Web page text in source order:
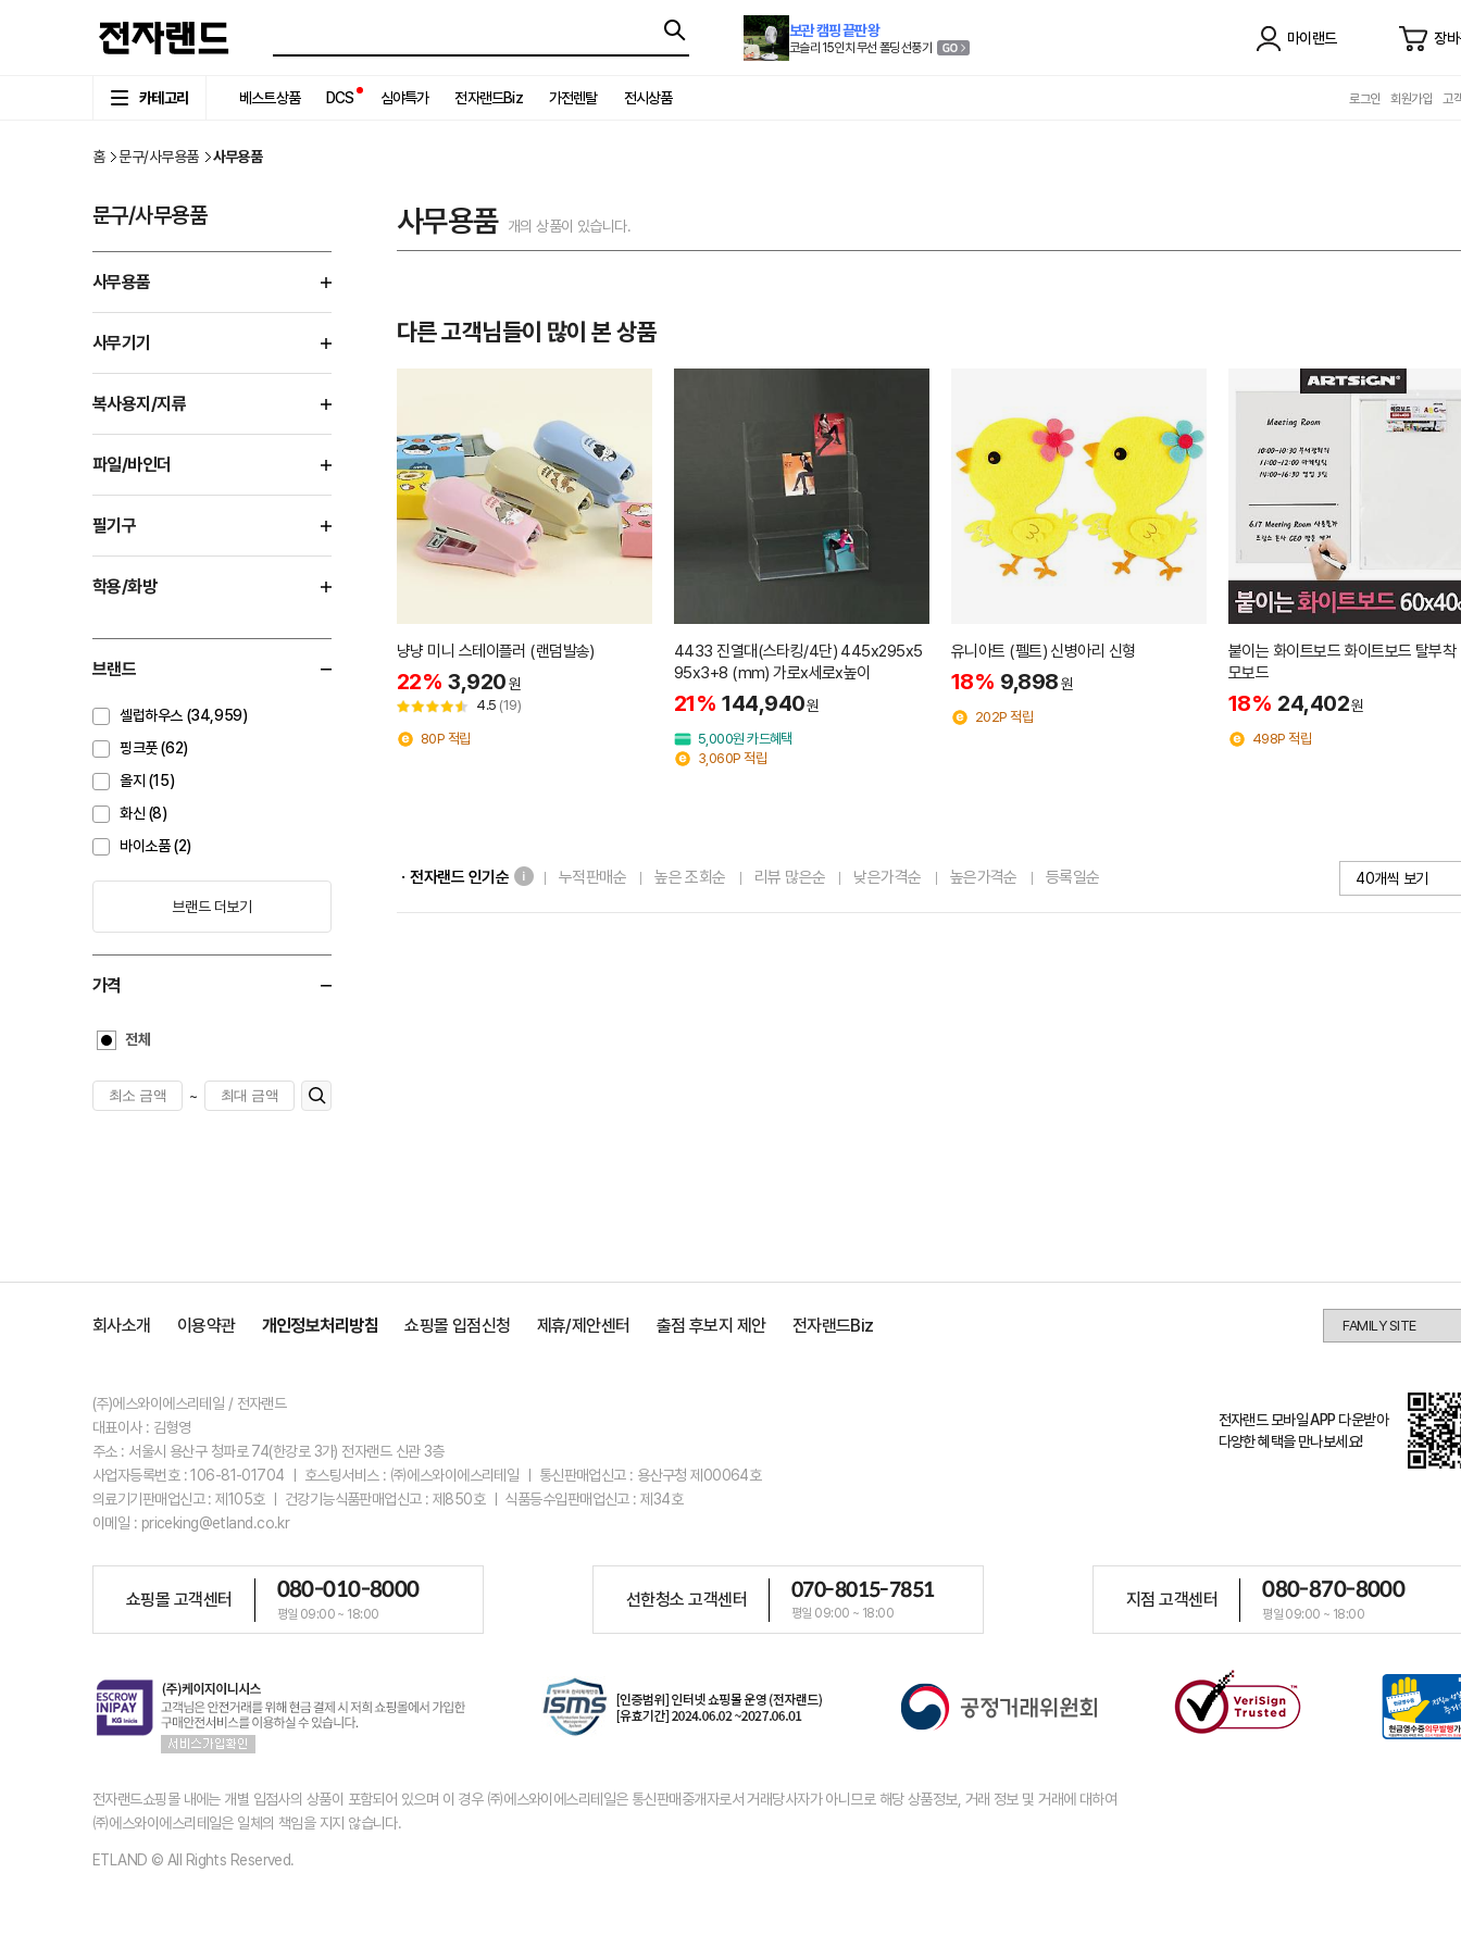
보관 캠핑 끝판왕
코슬리 15인치 무선 폴딩 선풍기
마이랜드 장
카테고리 베스트상품 DCS 심야특가 전자랜드Biz 가전렌탈 전시상품 로그인 회원가입 고
홈 문구/사무용품 사무용품
문구/사무용품
사무용품
사무기기
복사용지/지류
파일/바인더
필기구
학용/화방
브랜드
셀럽하우스 (34,959)
핑크풋 (62)
올지 (15)
화신 (8)
바이소품 (2)
브랜드 더보기
가격
전체
~
사무용품 개의 상품이 있습니다.
다른 고객님들이 많이 본 상품
냥냥 미니 스테이플러 (랜덤발송)
22% 3,920원
4.5 (19)
80P 적립
4433 진열대(스타킹/4단) 445x295x5
95x3+8 (mm) 가로x세로x높이
21% 144,940원
5,000원 카드혜택
3,060P 적립
유니아트 (펠트) 신병아리 신형
18% 9,898원
202P 적립
붙이는 화이트보드 화이트보드 탈부착
모보드
18% 24,402원
498P 적립
ㆍ전자랜드 인기순 누적판매순 높은 조회순 리뷰 많은순 낮은가격순 높은가격순 등록일순
회사소개 이용약관 개인정보처리방침 쇼핑몰 입점신청 제휴/제안센터 출점 후보지 제안 전자랜드Biz
(주)에스와이에스리테일 / 전자랜드
대표이사 : 김형영
주소 : 서울시 용산구 청파로 74(한강로 3가) 전자랜드 신관 3층
사업자등록번호 : 106-81-01704 ㅣ 호스팅서비스 : ㈜에스와이에스리테일 ㅣ 통신판매업신고 : 용산구청 제00064호
의료기기판매업신고 : 제105호 ㅣ 건강기능식품판매업신고 : 제850호 ㅣ 식품등수입판매업신고 : 제34호
이메일 : priceking@etland.co.kr
전자랜드 모바일 APP 다운받아
다양한 혜택을 만나보세요!
쇼핑몰 고객센터 080-010-8000
평일 09:00 ~ 18:00
선한청소 고객센터 070-8015-7851
평일 09:00 ~ 18:00
지점 고객센터 080-870-8000
평일 09:00 ~ 18:00
전자랜드쇼핑몰 내에는 개별 입점사의 상품이 포함되어 있으며 이 경우 ㈜에스와이에스리테일은 통신판매중개자로서 거래당사자가 아니므로 해당 상품정보, 거래 정보 및 거래에 대하여
㈜에스와이에스리테일은 일체의 책임을 지지 않습니다.
ETLAND © All Rights Reserved.